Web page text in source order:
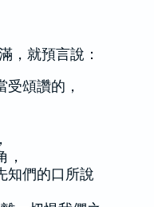
，就預言說：
受頌讚的，
，
知們的口所說